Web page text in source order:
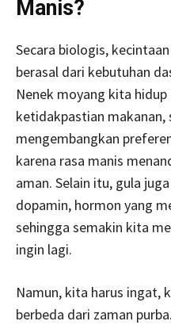
Manis?
Secara biologis,
berasal dari kebutuhan
Nenek moyang kita
ketidakpastian makanan,
mengembangkan
karena rasa manis
aman. Selain itu, gula
dopamin, hormon yang
sehingga semakin kita
ingin lagi.
Namun, kita harus ingat,
berbeda dari zaman